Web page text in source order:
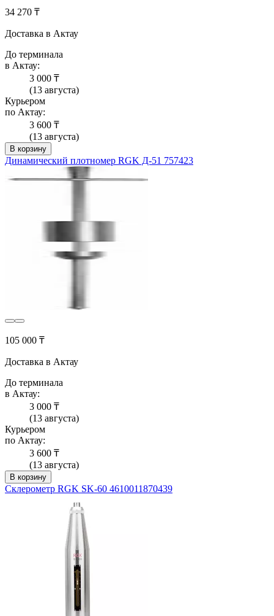
34 270 ₸
Доставка в Актау
До терминала
в Актау:
3 000 ₸
(13 августа)
Курьером
по Актау:
3 600 ₸
(13 августа)
В корзину
Динамический плотномер RGK Д-51 757423
105 000 ₸
Доставка в Актау
До терминала
в Актау:
3 000 ₸
(13 августа)
Курьером
по Актау:
3 600 ₸
(13 августа)
В корзину
Склерометр RGK SK-60 4610011870439